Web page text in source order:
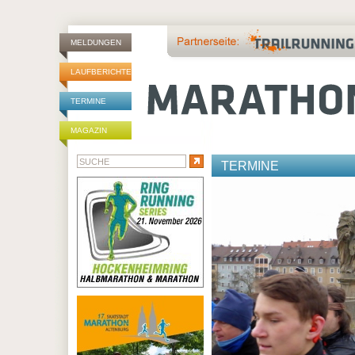
MELDUNGEN
LAUFBERICHTE
TERMINE
MAGAZIN
TERMINE